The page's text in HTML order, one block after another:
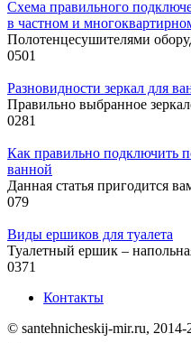
Схема правильного
в частном и
Полотенцесушителями
0501
Разновидности зеркал для
Правильно выбранное
0281
Как правильно подключить
ванной
Данная статья пригодится
079
Виды ершиков для туалета
Туалетный ершик –
0371
Контакты
© santehnicheskij-mir.ru, 2014-